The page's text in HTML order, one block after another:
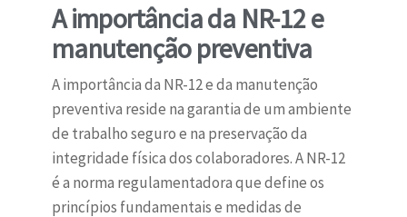
A importância da NR-12 e
manutenção preventiva
A importância da NR-12 e da manutenção
preventiva reside na garantia de um ambiente
de trabalho seguro e na preservação da
integridade física dos colaboradores. A NR-12
é a norma regulamentadora que define os
princípios fundamentais e medidas de